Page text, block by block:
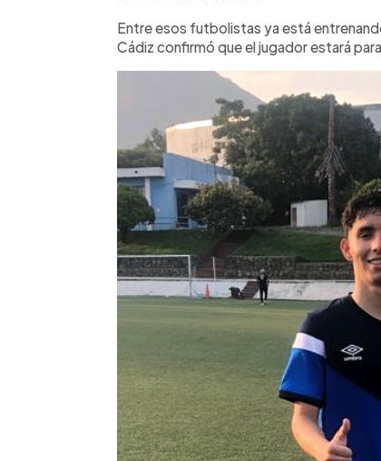
Entre esos futbolistas ya está
Cádiz confirmó que el jugador estará